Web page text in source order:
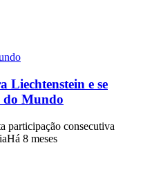
Liechtenstein e se
do Mundo
participação consecutiva
Há 8 meses